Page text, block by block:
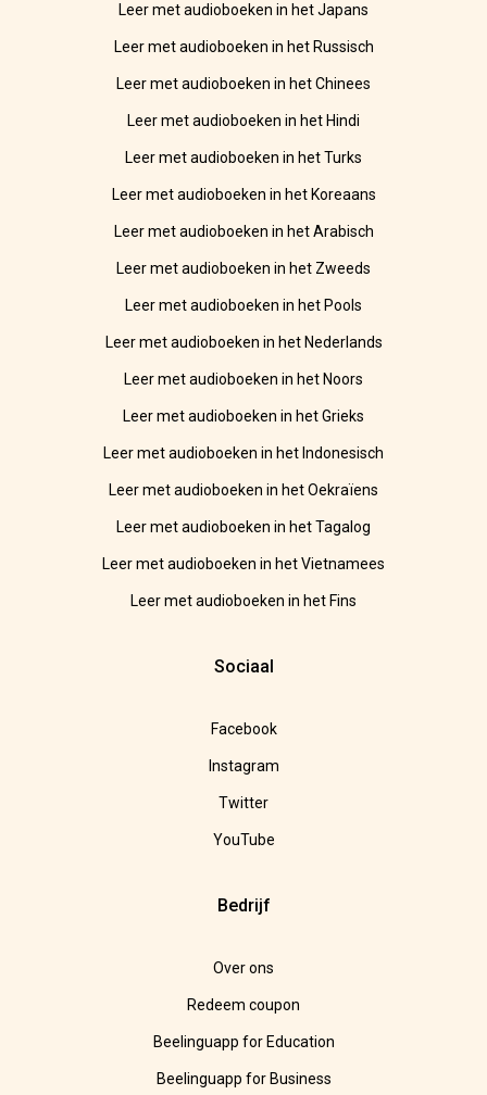
Leer met audioboeken in het Japans
Leer met audioboeken in het Russisch
Leer met audioboeken in het Chinees
Leer met audioboeken in het Hindi
Leer met audioboeken in het Turks
Leer met audioboeken in het Koreaans
Leer met audioboeken in het Arabisch
Leer met audioboeken in het Zweeds
Leer met audioboeken in het Pools
Leer met audioboeken in het Nederlands
Leer met audioboeken in het Noors
Leer met audioboeken in het Grieks
Leer met audioboeken in het Indonesisch
Leer met audioboeken in het Oekraïens
Leer met audioboeken in het Tagalog
Leer met audioboeken in het Vietnamees
Leer met audioboeken in het Fins
Sociaal
Facebook
Instagram
Twitter
YouTube
Bedrijf
Over ons
Redeem coupon
Beelinguapp for Education
Beelinguapp for Business